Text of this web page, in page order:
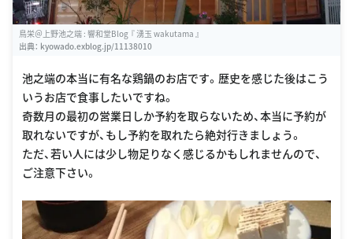
鳥栄＠上野池之端 : 響和堂Blog 『 湧玉 wakutama 』
出典： kyowado.exblog.jp/11138010
池之端の本当に有名な鶏鍋のお店です。歴史を感じた後はこう
いうお店で食事したいですね。
奇数月の最初の営業日しか予約を取らないため、本当に予約が
取れないですが、もし予約を取れたら絶対行きましょう。
ただ、若い人には少し物足りなく感じるかもしれませんので、
ご注意下さい。